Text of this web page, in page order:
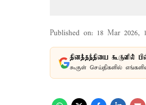
Published on: 18 Mar 2026,
தினத்தந்தியை கூகுளில்
கூகுள் செய்திகளில்